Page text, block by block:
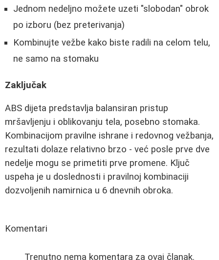
Jednom nedeljno možete uzeti "slobodan" obrok
po izboru (bez preterivanja)
Kombinujte vežbe kako biste radili na celom telu,
ne samo na stomaku
Zaključak
ABS dijeta predstavlja balansiran pristup
mršavljenju i oblikovanju tela, posebno stomaka.
Kombinacijom pravilne ishrane i redovnog vežbanja,
rezultati dolaze relativno brzo - već posle prve dve
nedelje mogu se primetiti prve promene. Ključ
uspeha je u doslednosti i pravilnoj kombinaciji
dozvoljenih namirnica u 6 dnevnih obroka.
Komentari
Trenutno nema komentara za ovaj članak.